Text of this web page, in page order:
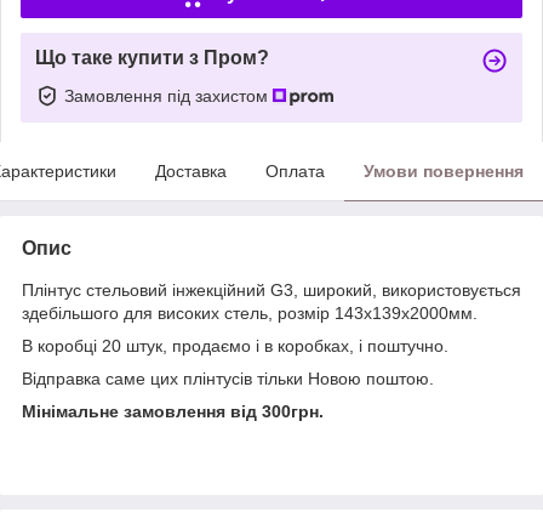
Що таке купити з Пром?
Замовлення під захистом
Доставка Оплата Умови повернення
Опис
Плінтус стельовий інжекційний G3, широкий, використовується
здебільшого для високих стель, розмір 143х139х2000мм.
В коробці 20 штук, продаємо і в коробках, і поштучно.
Відправка саме цих плінтусів тільки Новою поштою.
Мінімальне замовлення від 300грн.